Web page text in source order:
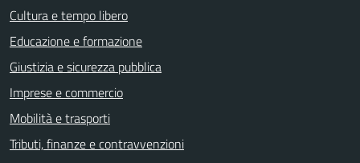
Cultura e tempo libero
Educazione e formazione
Giustizia e sicurezza pubblica
Imprese e commercio
Mobilità e trasporti
Tributi, finanze e contravvenzioni